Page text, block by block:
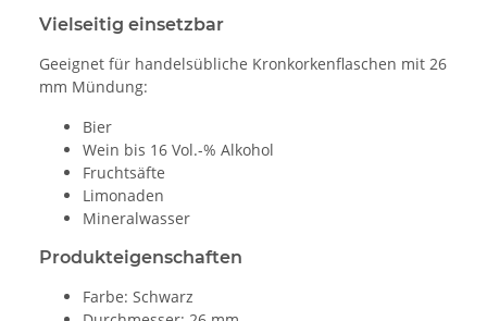
Vielseitig einsetzbar
Geeignet für handelsübliche Kronkorkenflaschen mit 26
mm Mündung:
Bier
Wein bis 16 Vol.-% Alkohol
Fruchtsäfte
Limonaden
Mineralwasser
Produkteigenschaften
Farbe: Schwarz